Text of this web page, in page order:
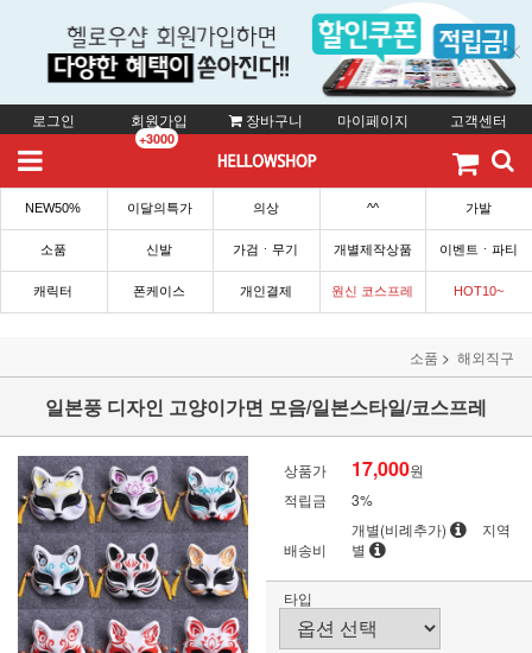
로그인 회원가입
+3000
장바구니 마이페이지 고객센터
NEW50% 이달의특가 의상 ^^ 가발
소품 신발 가검ㆍ무기 개별제작상품 이벤트ㆍ파티
캐릭터 폰케이스 개인결제 원신 코스프레 HOT10~
소품 해외직구
일본풍 디자인 고양이가면 모음/일본스타일/코스프레
상품가 17,000원
적립금
3%
배송비
개별(비례추가)
지역
별
타입